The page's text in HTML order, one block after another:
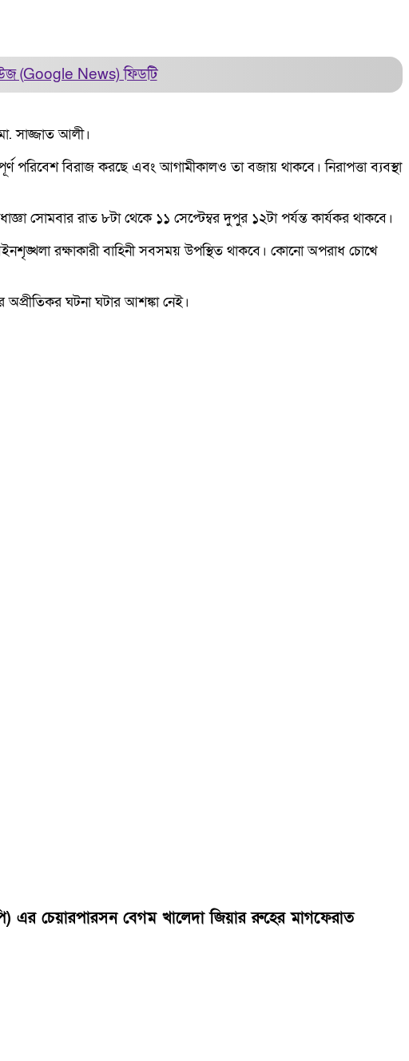
(Google News)ফিডটি
সাজ্জাত আলী।
পরিবেশ বিরাজ করছে এবং আগামীকালও তা বজায় থাকবে। নিরাপত্তা ব্যবস্থা
সোমবার রাত ৮টা থেকে ১১ সেপ্টেম্বর দুপুর ১২টা পর্যন্ত কার্যকর থাকবে।
রক্ষাকারী বাহিনী সবসময় উপস্থিত থাকবে। কোনো অপরাধ চোখে
ঘটনা ঘটার আশঙ্কা নেই।
এর চেয়ারপারসন বেগম খালেদা জিয়ার রুহের মাগফেরাত